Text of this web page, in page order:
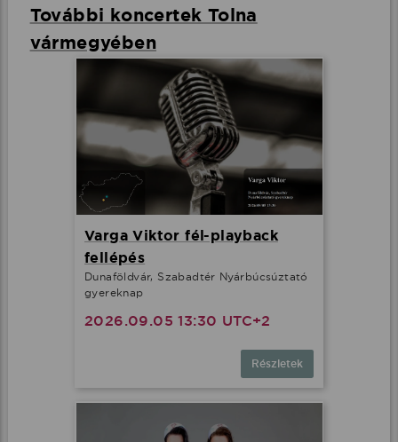
További koncertek Tolna
vármegyében
Varga Viktor fél-playback
fellépés
Dunaföldvár, Szabadtér Nyárbúcsúztató
gyereknap
2026.09.05 13:30 UTC+2
Részletek